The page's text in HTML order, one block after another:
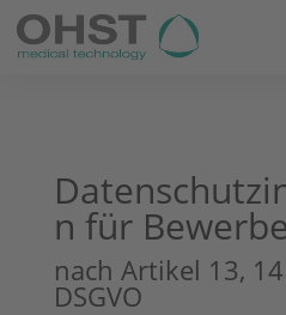
n für
nach Artikel 13,
DSGVO